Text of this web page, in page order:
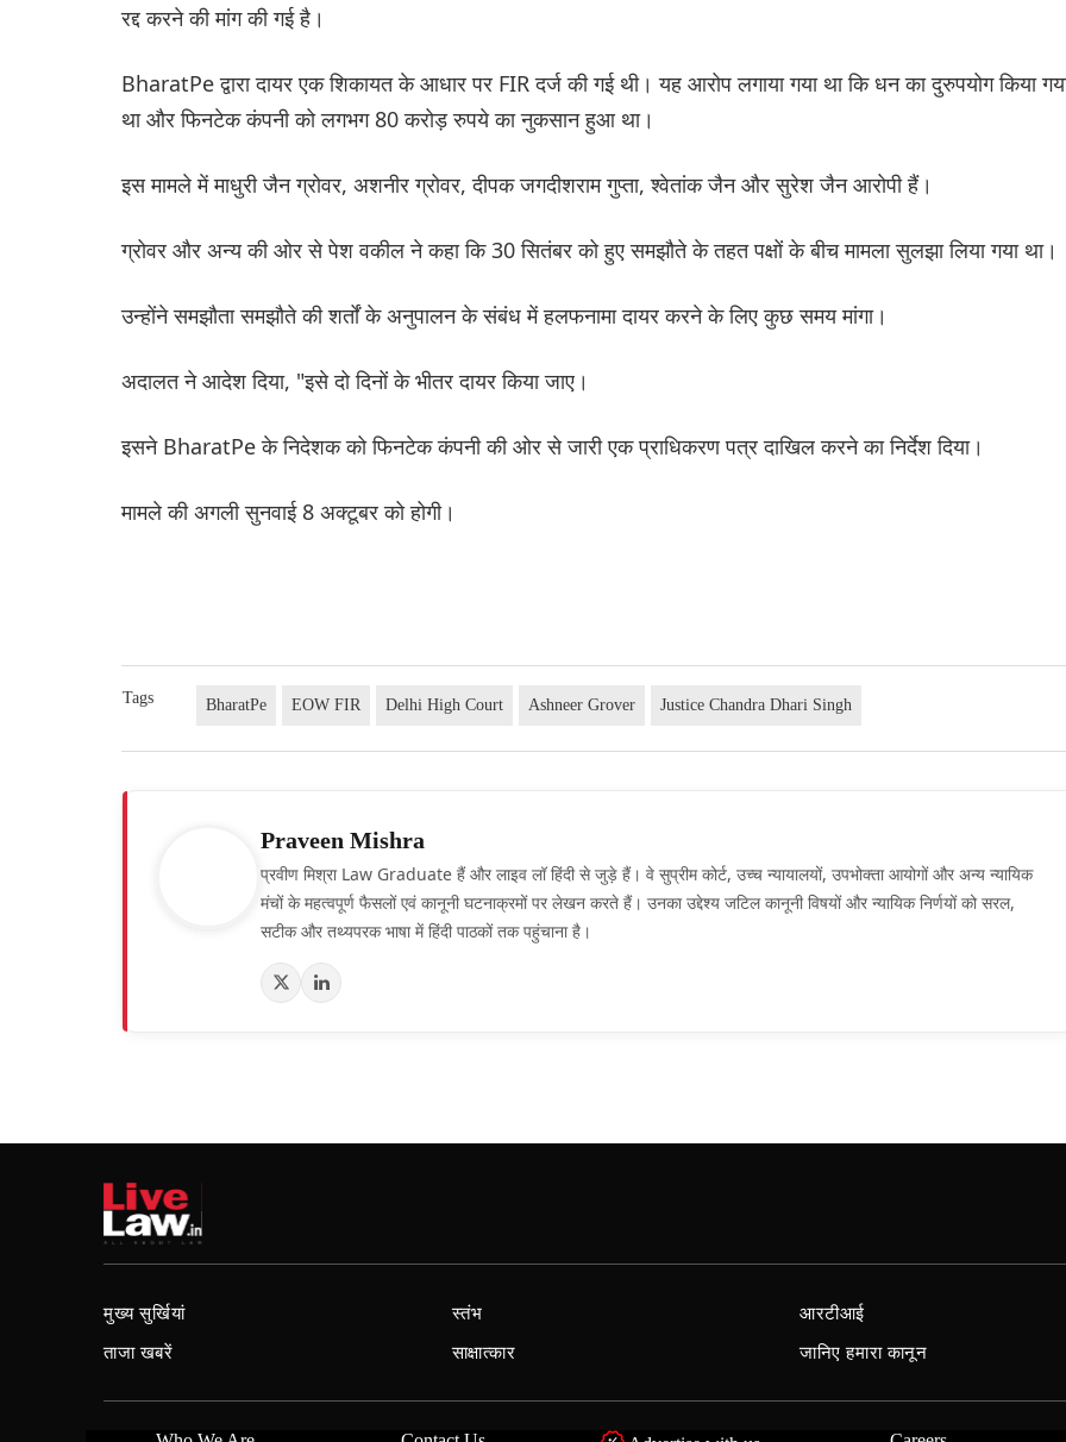
रद्द करने की मांग की गई है।
BharatPe द्वारा दायर एक शिकायत के आधार पर FIR दर्ज की गई थी। यह आरोप लगाया गया था कि धन का दुरुपयोग किया
था और फिनटेक कंपनी को लगभग 80 करोड़ रुपये का नुकसान हुआ था।
इस मामले में माधुरी जैन ग्रोवर, अशनीर ग्रोवर, दीपक जगदीशराम गुप्ता, श्वेतांक जैन और सुरेश जैन आरोपी हैं।
ग्रोवर और अन्य की ओर से पेश वकील ने कहा कि 30 सितंबर को हुए समझौते के तहत पक्षों के बीच मामला सुलझा लिया गया था।
उन्होंने समझौता समझौते की शर्तों के अनुपालन के संबंध में हलफनामा दायर करने के लिए कुछ समय मांगा।
अदालत ने आदेश दिया, "इसे दो दिनों के भीतर दायर किया जाए।
इसने BharatPe के निदेशक को फिनटेक कंपनी की ओर से जारी एक प्राधिकरण पत्र दाखिल करने का निर्देश दिया।
मामले की अगली सुनवाई 8 अक्टूबर को होगी।
Tags BharatPe EOW FIR Delhi High Court Ashneer Grover Justice Chandra Dhari Singh
Praveen Mishra
प्रवीण मिश्रा Law Graduate हैं और लाइव लॉ हिंदी से जुड़े हैं। वे सुप्रीम कोर्ट, उच्च न्यायालयों, उपभोक्ता आयोगों और अन्य न्यायिक
मंचों के महत्वपूर्ण फैसलों एवं कानूनी घटनाक्रमों पर लेखन करते हैं। उनका उद्देश्य जटिल कानूनी विषयों और न्यायिक निर्णयों को सरल,
सटीक और तथ्यपरक भाषा में हिंदी पाठकों तक पहुंचाना है।
मुख्य सुर्खियां
ताजा खबरें
स्तंभ
साक्षात्कार
आरटीआई
जानिए हमारा कानून